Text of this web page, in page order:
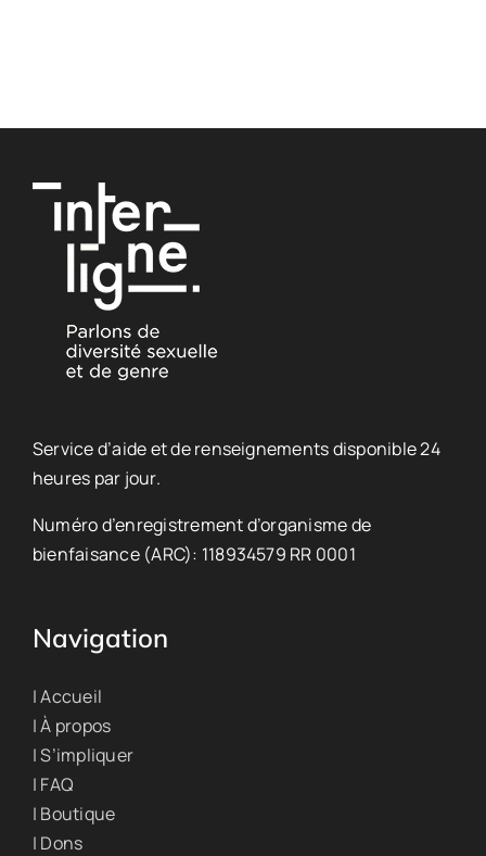
Service d’aide et de renseignements disponible 24
heures par jour.
Numéro d’enregistrement d’organisme de
bienfaisance (ARC): 118934579 RR 0001
Navigation
| Accueil
| À propos
| S’impliquer
| FAQ
| Boutique
| Dons